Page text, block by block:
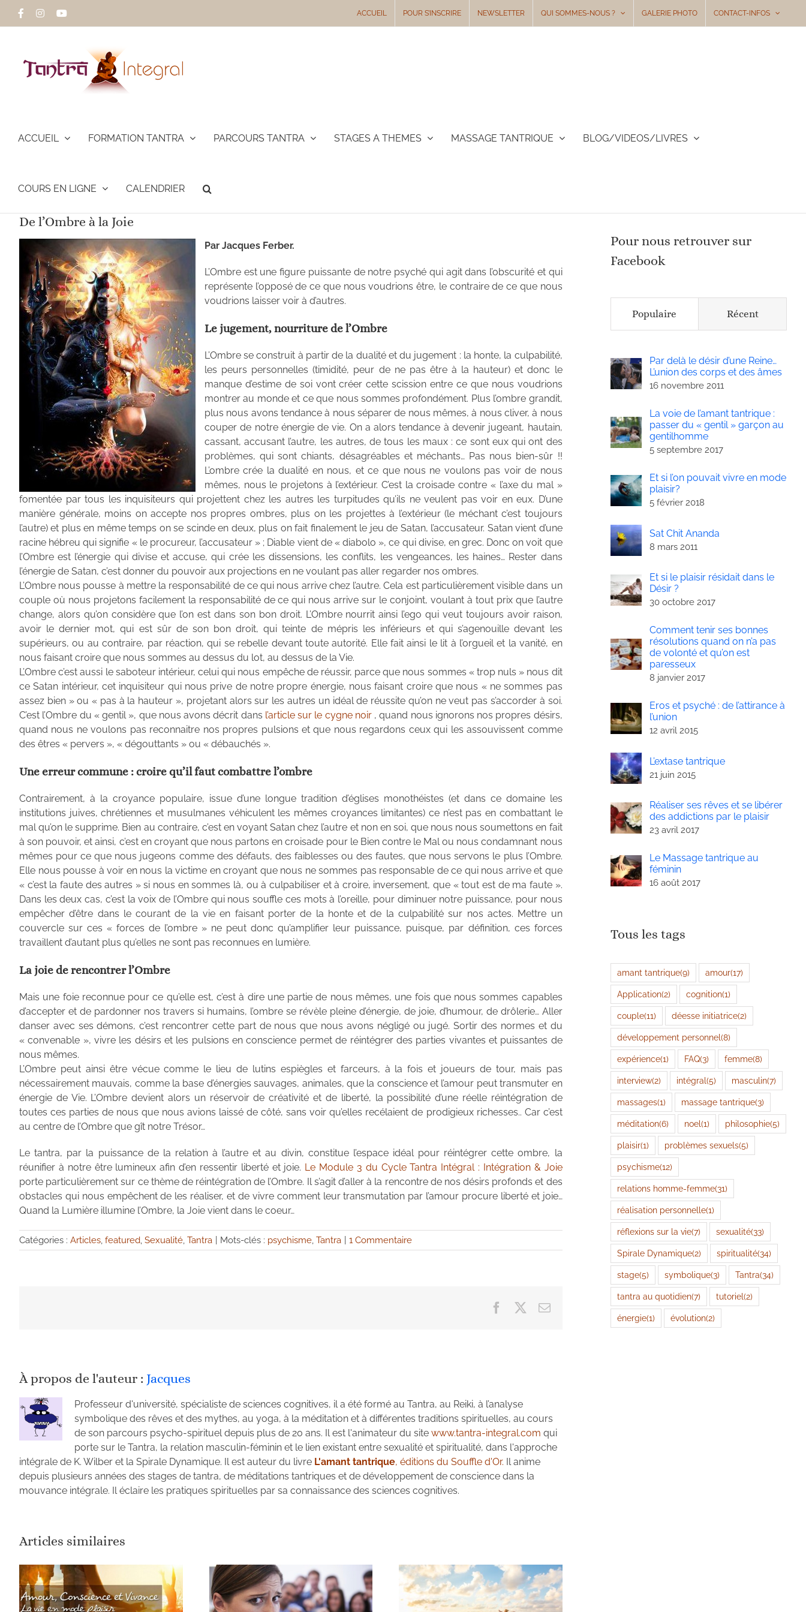
Passer
FacebookInstagram ACCUEIL POUR S’INSCRIRE NEWSLETTER QUI SOMMES-NOUS ? GALERIE PHOTO CONTACT-INFOS
ACCUEIL FORMATION TANTRA PARCOURS TANTRA STAGES A THEMES MASSAGE TANTRIQUE BLOG/VIDEOS/LIVRES
COURS EN LIGNE CALENDRIER
De l’Ombre à la Joie
Par Jacques Ferber.
L’Ombre est une figure puissante de notre psyché qui agit dans l’obscurité et qui
représente l’opposé de ce que nous voudrions être, le contraire de ce que nous
voudrions laisser voir à d’autres.
Le jugement, nourriture de l’Ombre
L’Ombre se construit à partir de la dualité et du jugement : la honte, la culpabilité,
les peurs personnelles (timidité, peur de ne pas être à la hauteur) et donc le
manque d’estime de soi vont créer cette scission entre ce que nous voudrions
montrer au monde et ce que nous sommes profondément. Plus l’ombre grandit,
plus nous avons tendance à nous séparer de nous mêmes, à nous cliver, à nous
couper de notre énergie de vie. On a alors tendance à devenir jugeant, hautain,
cassant, accusant l’autre, les autres, de tous les maux : ce sont eux qui ont des
problèmes, qui sont chiants, désagréables et méchants… Pas nous bien-sûr !!
L’ombre crée la dualité en nous, et ce que nous ne voulons pas voir de nous
mêmes, nous le projetons à l’extérieur. C’est la croisade contre « l’axe du mal »
fomentée par tous les inquisiteurs qui projettent chez les autres les turpitudes qu’ils ne veulent pas voir en eux. D’une
manière générale, moins on accepte nos propres ombres, plus on les projettes à l’extérieur (le méchant c’est toujours
l’autre) et plus en même temps on se scinde en deux, plus on fait finalement le jeu de Satan, l’accusateur. Satan vient d’une
racine hébreu qui signifie « le procureur, l’accusateur » ; Diable vient de « diabolo », ce qui divise, en grec. Donc on voit que
l’Ombre est l’énergie qui divise et accuse, qui crée les dissensions, les conflits, les vengeances, les haines… Rester dans
l’énergie de Satan, c’est donner du pouvoir aux projections en ne voulant pas aller regarder nos ombres.
L’Ombre nous pousse à mettre la responsabilité de ce qui nous arrive chez l’autre. Cela est particulièrement visible dans un
couple où nous projetons facilement la responsabilité de ce qui nous arrive sur le conjoint, voulant à tout prix que l’autre
change, alors qu’on considère que l’on est dans son bon droit. L’Ombre nourrit ainsi l’ego qui veut toujours avoir raison,
avoir le dernier mot, qui est sûr de son bon droit, qui teinte de mépris les inférieurs et qui s’agenouille devant les
supérieurs, ou au contraire, par réaction, qui se rebelle devant toute autorité. Elle fait ainsi le lit à l’orgueil et la vanité, en
nous faisant croire que nous sommes au dessus du lot, au dessus de la Vie.
L’Ombre c’est aussi le saboteur intérieur, celui qui nous empêche de réussir, parce que nous sommes « trop nuls » nous dit
ce Satan intérieur, cet inquisiteur qui nous prive de notre propre énergie, nous faisant croire que nous « ne sommes pas
assez bien » ou « pas à la hauteur », projetant alors sur les autres un idéal de réussite qu’on ne veut pas s’accorder à soi.
C’est l’Ombre du « gentil », que nous avons décrit dans l’article sur le cygne noir, quand nous ignorons nos propres désirs,
quand nous ne voulons pas reconnaitre nos propres pulsions et que nous regardons ceux qui les assouvissent comme
des êtres « pervers », « dégouttants » ou « débauchés ».
Une erreur commune : croire qu’il faut combattre l’ombre
Contrairement, à la croyance populaire, issue d’une longue tradition d’églises monothéistes (et dans ce domaine les
institutions juives, chrétiennes et musulmanes véhiculent les mêmes croyances limitantes) ce n’est pas en combattant le
mal qu’on le supprime. Bien au contraire, c’est en voyant Satan chez l’autre et non en soi, que nous nous soumettons en fait
à son pouvoir, et ainsi, c’est en croyant que nous partons en croisade pour le Bien contre le Mal ou nous condamnant nous
mêmes pour ce que nous jugeons comme des défauts, des faiblesses ou des fautes, que nous servons le plus l’Ombre.
Elle nous pousse à voir en nous la victime en croyant que nous ne sommes pas responsable de ce qui nous arrive et que
« c’est la faute des autres » si nous en sommes là, ou à culpabiliser et à croire, inversement, que « tout est de ma faute ».
Dans les deux cas, c’est la voix de l’Ombre qui nous souffle ces mots à l’oreille, pour diminuer notre puissance, pour nous
empêcher d’être dans le courant de la vie en faisant porter de la honte et de la culpabilité sur nos actes. Mettre un
couvercle sur ces « forces de l’ombre » ne peut donc qu’amplifier leur puissance, puisque, par définition, ces forces
travaillent d’autant plus qu’elles ne sont pas reconnues en lumière.
La joie de rencontrer l’Ombre
Mais une foie reconnue pour ce qu’elle est, c’est à dire une partie de nous mêmes, une fois que nous sommes capables
d’accepter et de pardonner nos travers si humains, l’ombre se révèle pleine d’énergie, de joie, d’humour, de drôlerie… Aller
danser avec ses démons, c’est rencontrer cette part de nous que nous avons négligé ou jugé. Sortir des normes et du
« convenable », vivre les désirs et les pulsions en conscience permet de réintégrer des parties vivantes et puissantes de
nous mêmes.
L’Ombre peut ainsi être vécue comme le lieu de lutins espiègles et farceurs, à la fois et joueurs de tour, mais pas
nécessairement mauvais, comme la base d’énergies sauvages, animales, que la conscience et l’amour peut transmuter en
énergie de Vie. L’Ombre devient alors un réservoir de créativité et de liberté, la possibilité d’une réelle réintégration de
toutes ces parties de nous que nous avions laissé de côté, sans voir qu’elles recélaient de prodigieux richesses.. Car c’est
au centre de l’Ombre que gît notre Trésor…
Le tantra, par la puissance de la relation à l’autre et au divin, constitue l’espace idéal pour réintégrer cette ombre, la
réunifier à notre être lumineux afin d’en ressentir liberté et joie. Le Module 3 du Cycle Tantra Intégral : Intégration & Joie
porte particulièrement sur ce thème de réintégration de l’Ombre. Il s’agit d’aller à la rencontre de nos désirs profonds et des
obstacles qui nous empêchent de les réaliser, et de vivre comment leur transmutation par l’amour procure liberté et joie…
Quand la Lumière illumine l’Ombre, la Joie vient dans le coeur…
Catégories : Articles, featured, Sexualité, Tantra Mots-clés : psychisme, Tantra 1 Commentaire
FacebookEmail
À propos de l'auteur : Jacques
Professeur d'université, spécialiste de sciences cognitives, il a été formé au Tantra, au Reiki, à l’analyse
symbolique des rêves et des mythes, au yoga, à la méditation et à différentes traditions spirituelles, au cours
de son parcours psycho-spirituel depuis plus de 20 ans. Il est l'animateur du site www.tantra-integral.com qui
porte sur le Tantra, la relation masculin-féminin et le lien existant entre sexualité et spiritualité, dans l'approche
intégrale de K. Wilber et la Spirale Dynamique. Il est auteur du livre L'amant tantrique, éditions du Souffle d'Or. Il anime
depuis plusieurs années des stages de tantra, de méditations tantriques et de développement de conscience dans la
mouvance intégrale. Il éclaire les pratiques spirituelles par sa connaissance des sciences cognitives.
Articles similaires
Pour nous retrouver sur
Facebook
Populaire Récent
Par delà le désir d’une Reine…
L’union des corps et des âmes
16 novembre 2011
La voie de l’amant tantrique :
passer du « gentil » garçon au
gentilhomme
5 septembre 2017
Et si l’on pouvait vivre en mode
plaisir?
5 février 2018
Sat Chit Ananda
8 mars 2011
Et si le plaisir résidait dans le
Désir ?
30 octobre 2017
Comment tenir ses bonnes
résolutions quand on n’a pas
de volonté et qu’on est
paresseux
8 janvier 2017
Eros et psyché : de l’attirance à
l’union
12 avril 2015
L’extase tantrique
21 juin 2015
Réaliser ses rêves et se libérer
des addictions par le plaisir
23 avril 2017
Le Massage tantrique au
féminin
16 août 2017
Tous les tags
amant tantrique(9) amour(17)
Application(2) cognition(1)
couple(11) déesse initiatrice(2)
développement personnel(8)
expérience(1) FAQ(3) femme(8)
interview(2) intégral(5) masculin(7)
massages(1) massage tantrique(3)
méditation(6) noel(1) philosophie(5)
plaisir(1) problèmes sexuels(5)
psychisme(12)
relations homme-femme(31)
réalisation personnelle(1)
réflexions sur la vie(7) sexualité(33)
Spirale Dynamique(2) spiritualité(34)
stage(5) symbolique(3) Tantra(34)
tantra au quotidien(7) tutoriel(2)
énergie(1) évolution(2)